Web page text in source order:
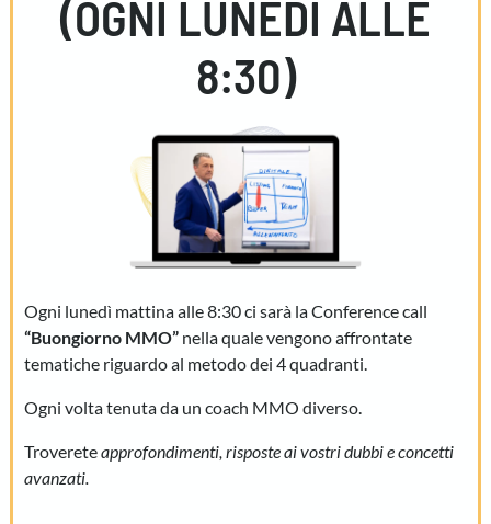
(OGNI LUNEDÌ ALLE
8:30)
Ogni lunedì mattina alle 8:30 ci sarà la Conference call
“Buongiorno MMO”nella quale vengono affrontate
tematiche riguardo al metodo dei 4 quadranti.
Ogni volta tenuta da un coach MMO diverso.
Trovereteapprofondimenti, risposte ai vostri dubbi e concetti
avanzati.